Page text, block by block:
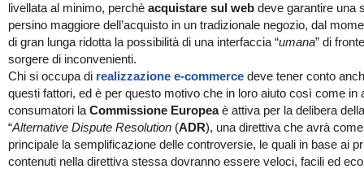
livellata al minimo, perchè acquistare sul web deve garantire una
persino maggiore dell’acquisto in un tradizionale negozio, dal
di gran lunga ridotta la possibilità di una interfaccia “umana” di
sorgere di inconvenienti.
Chi si occupa di realizzazione e-commerce deve tener conto
questi fattori, ed è per questo motivo che in loro aiuto così come in
consumatori la Commissione Europeaè attiva per la delibera della
“Alternative Dispute Resolution (ADR), una direttiva che avrà
principale la semplificazione delle controversie, le quali in base ai
contenuti nella direttiva stessa dovranno essere veloci, facili ed